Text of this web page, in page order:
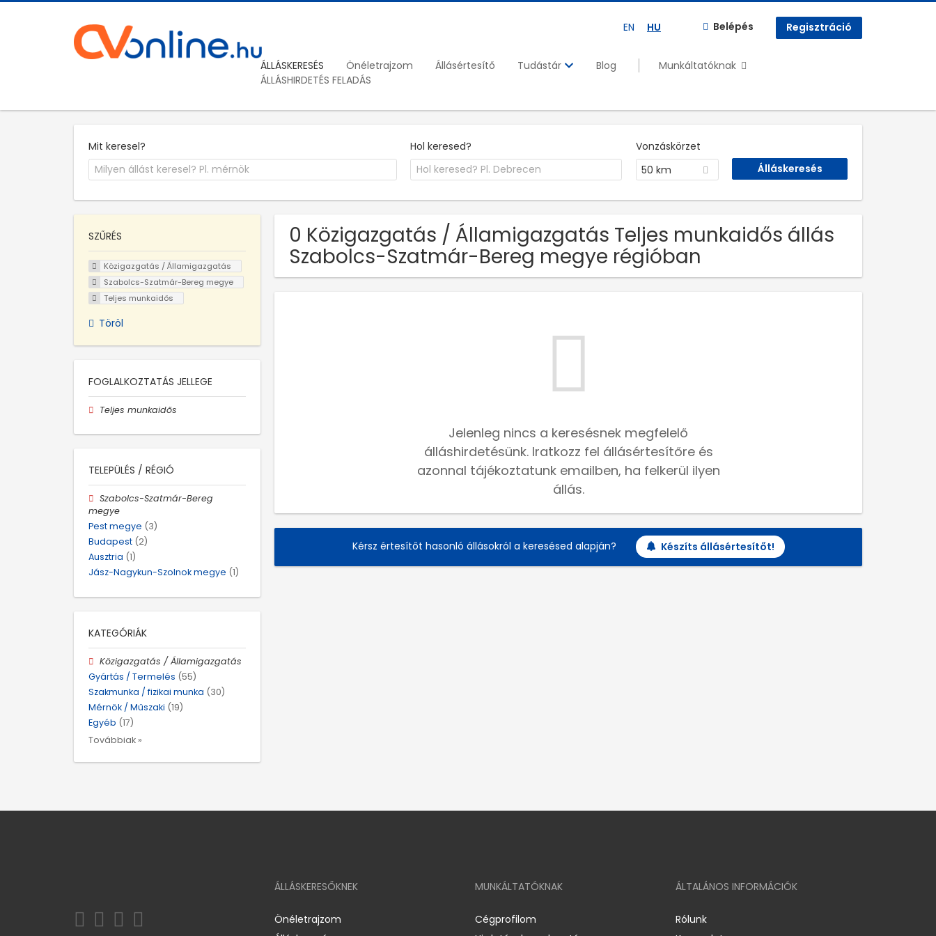
EN HU Belépés Regisztráció
ÁLLÁSKERESÉS Önéletrajzom Állásértesítő Tudástár Blog
Munkáltatóknak
ÁLLÁSHIRDETÉS FELADÁS
Mit keresel? Hol keresed?
Vonzáskörzet
50 km
0 Közigazgatás / Államigazgatás Teljes munkaidős állás
Szabolcs-Szatmár-Bereg megye régióban
Jelenleg nincs a keresésnek megfelelő
álláshirdetésünk. Iratkozz fel állásértesítőre és
azonnal tájékoztatunk emailben, ha felkerül ilyen
állás.
Kérsz értesítőt hasonló állásokról a keresésed alapján? Készíts állásértesítőt!
SZŰRÉS
Közigazgatás / Államigazgatás
Szabolcs-Szatmár-Bereg megye
Teljes munkaidős
Töröl
FOGLALKOZTATÁS JELLEGE
Teljes munkaidős
TELEPÜLÉS / RÉGIÓ
Szabolcs-Szatmár-Bereg
megye
Pest megye (3)
Budapest (2)
Ausztria (1)
Jász-Nagykun-Szolnok megye (1)
KATEGÓRIÁK
Közigazgatás / Államigazgatás
Gyártás / Termelés (55)
Szakmunka / fizikai munka (30)
Mérnök / Műszaki (19)
Egyéb (17)
Továbbiak »
ÁLLÁSKERESŐKNEK
Önéletrajzom
MUNKÁLTATÓKNAK
Cégprofilom
ÁLTALÁNOS INFORMÁCIÓK
Rólunk